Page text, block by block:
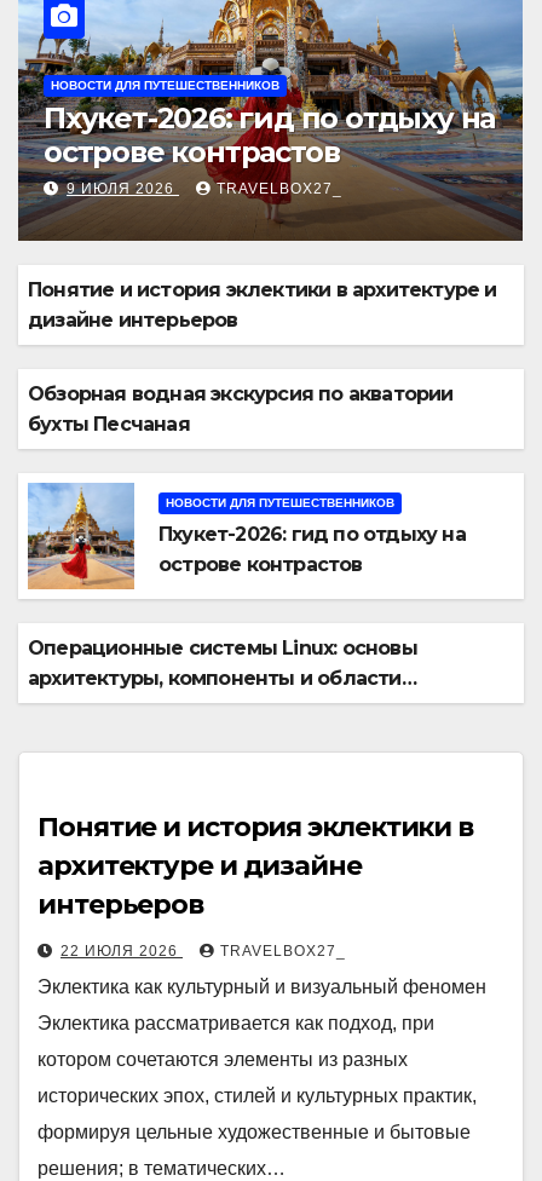
на
Операционные системы
Linux: основы
компоненты и области
применения
25 ИЮНЯ 2026 TRAVELBOX27_
Понятие и история эклектики в архитектуре и
дизайне интерьеров
Обзорная водная экскурсия по акватории
бухты Песчаная
НОВОСТИ ДЛЯ ПУТЕШЕСТВЕННИКОВ
Пхукет-2026: гид по отдыху на
острове контрастов
Операционные системы Linux: основы
архитектуры, компоненты и области
применения
Понятие и история эклектики в
архитектуре и дизайне
интерьеров
22 ИЮЛЯ 2026 TRAVELBOX27_
Эклектика как культурный и визуальный феномен
Эклектика рассматривается как подход, при
котором сочетаются элементы из разных
исторических эпох, стилей и культурных практик,
формируя цельные художественные и бытовые
решения; в тематических…